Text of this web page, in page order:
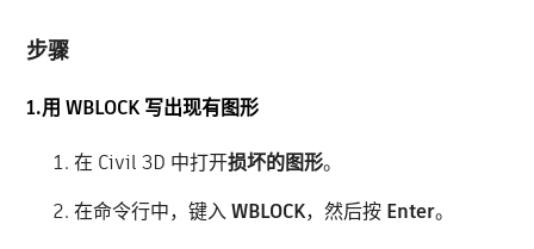
步骤
1.用 WBLOCK 写出现有图形
在 Civil 3D 中打开损坏的图形。
在命令行中，键入WBLOCK，然后按 Enter。